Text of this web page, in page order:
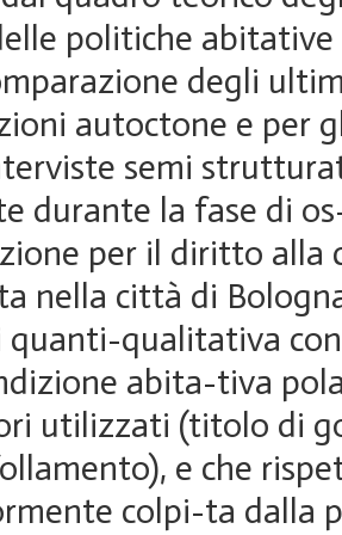
politiche abitative
degli
autoctone e per
semi
durante la fase di
per il diritto alla
nella città di
quanti-qualitativa
abita-tiva
utilizzati (titolo di
e che
colpi-ta dalla